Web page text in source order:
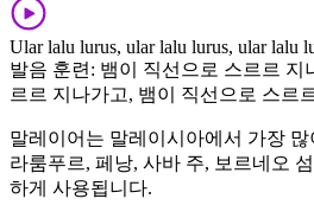
Ular lalu lurus, ular lalu lurus, ular lalu
발음 훈련: 뱀이 직선으로 스르르 지
르르 지나가고, 뱀이 직선으로 스르
말레이어는 말레이시아에서 가장
라룸푸르, 페낭, 사바 주, 보르네오
하게 사용됩니다.